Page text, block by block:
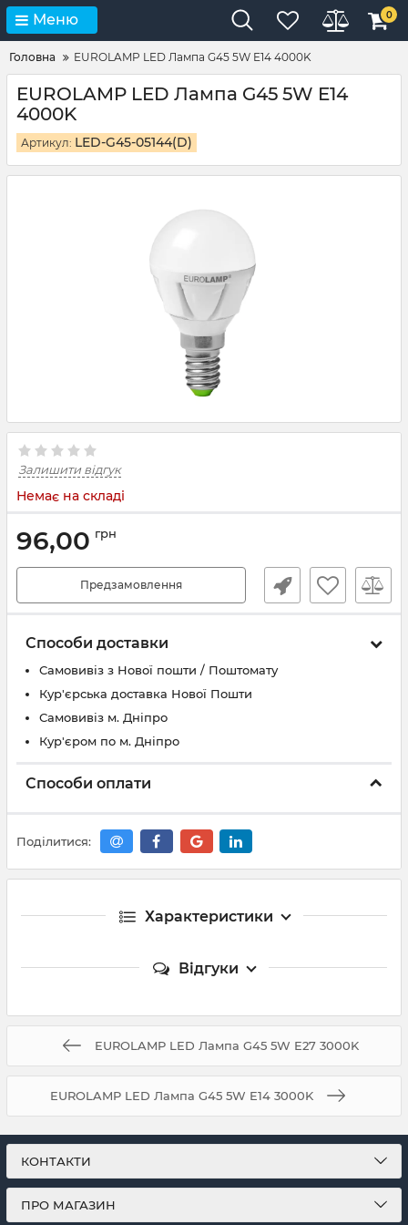
Меню 0
Головна EUROLAMP LED Лампа G45 5W E14 4000K
EUROLAMP LED Лампа G45 5W E14
4000K
Артикул: LED-G45-05144(D)
Залишити відгук
Немає на складі
96,00 грн
Предзамовлення
Способи доставки
Самовивіз з Нової пошти / Поштомату
Кур'єрська доставка Нової Пошти
Самовивіз м. Дніпро
Кур'єром по м. Дніпро
Способи оплати
Поділитися:
Характеристики
Відгуки
EUROLAMP LED Лампа G45 5W E27 3000K
EUROLAMP LED Лампа G45 5W E14 3000K
КОНТАКТИ
ПРО МАГАЗИН